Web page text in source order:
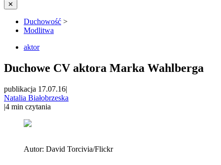
✕
Duchowość >
Modlitwa
aktor
Duchowe CV aktora Marka Wahlberga
publikacja 17.07.16|
Natalia Białobrzeska
|4 min czytania
Autor: David Torcivia/Flickr